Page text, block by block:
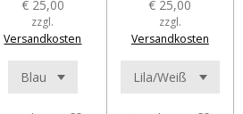
€ 25,00
zzgl.
Versandkosten
€ 25,00
zzgl.
Versandkosten